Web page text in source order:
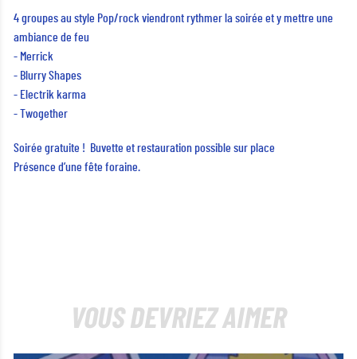
4 groupes au style Pop/rock viendront rythmer la soirée et y mettre une
ambiance de feu
- Merrick
- Blurry Shapes
- Electrik karma
- Twogether
Soirée gratuite ! Buvette et restauration possible sur place
Présence d’une fête foraine.
VOUS DEVRIEZ AIMER